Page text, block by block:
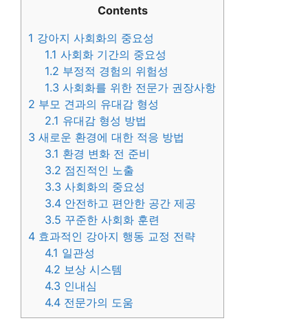
Contents
1 강아지 사회화의 중요성
1.1 사회화 기간의 중요성
1.2 부정적 경험의 위험성
1.3 사회화를 위한 전문가 권장사항
2 부모 견과의 유대감 형성
2.1 유대감 형성 방법
3 새로운 환경에 대한 적응 방법
3.1 환경 변화 전 준비
3.2 점진적인 노출
3.3 사회화의 중요성
3.4 안전하고 편안한 공간 제공
3.5 꾸준한 사회화 훈련
4 효과적인 강아지 행동 교정 전략
4.1 일관성
4.2 보상 시스템
4.3 인내심
4.4 전문가의 도움